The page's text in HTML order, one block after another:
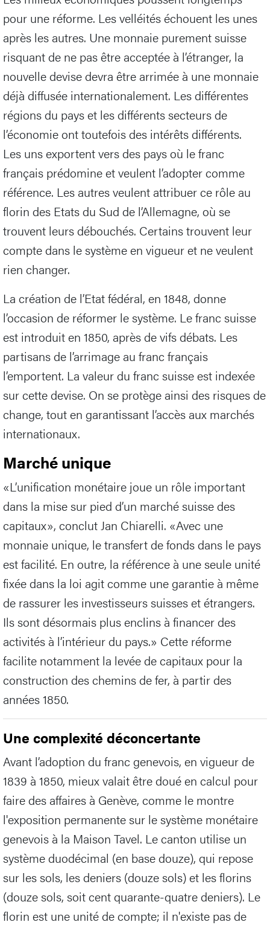
pour une réforme. Les velléités échouent les unes
après les autres. Une monnaie purement suisse
risquant de ne pas être acceptée à l’étranger, la
nouvelle devise devra être arrimée à une monnaie
déjà diffusée internationalement. Les différentes
régions du pays et les différents secteurs de
l’économie ont toutefois des intérêts différents.
Les uns exportent vers des pays où le franc
français prédomine et veulent l’adopter comme
référence. Les autres veulent attribuer ce rôle au
florin des Etats du Sud de l’Allemagne, où se
trouvent leurs débouchés. Certains trouvent leur
compte dans le système en vigueur et ne veulent
rien changer.
La création de l’Etat fédéral, en 1848, donne
l’occasion de réformer le système. Le franc suisse
est introduit en 1850, après de vifs débats. Les
partisans de l’arrimage au franc français
l’emportent. La valeur du franc suisse est indexée
sur cette devise. On se protège ainsi des risques de
change, tout en garantissant l’accès aux marchés
internationaux.
Marché unique
«L’unification monétaire joue un rôle important
dans la mise sur pied d’un marché suisse des
capitaux», conclut Jan Chiarelli. «Avec une
monnaie unique, le transfert de fonds dans le pays
est facilité. En outre, la référence à une seule unité
fixée dans la loi agit comme une garantie à même
de rassurer les investisseurs suisses et étrangers.
Ils sont désormais plus enclins à financer des
activités à l’intérieur du pays.» Cette réforme
facilite notamment la levée de capitaux pour la
construction des chemins de fer, à partir des
années 1850.
Une complexité déconcertante
Avant l’adoption du franc genevois, en vigueur de
1839 à 1850, mieux valait être doué en calcul pour
faire des affaires à Genève, comme le montre
l'exposition permanente sur le système monétaire
genevois à la Maison Tavel. Le canton utilise un
système duodécimal (en base douze), qui repose
sur les sols, les deniers (douze sols) et les florins
(douze sols, soit cent quarante-quatre deniers). Le
florin est une unité de compte; il n'existe pas de